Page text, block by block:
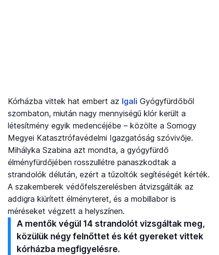
Kórházba vittek hat embert az Igali Gyógyfürdőből
szombaton, miután nagy mennyiségű klór került a
létesítmény egyik medencéjébe – közölte a Somogy
Megyei Katasztrófavédelmi Igazgatóság szóvivője.
Mihályka Szabina azt mondta, a gyógyfürdő
élményfürdőjében rosszullétre panaszkodtak a
strandolók délután, ezért a tűzoltók segítéségét kérték.
A szakemberek védőfelszerelésben átvizsgálták az
addigra kiürített élményteret, és a mobillabor is
méréseket végzett a helyszínen.
A mentők végül 14 strandolót vizsgáltak meg,
közülük négy felnőttet és két gyereket vittek
kórházba megfigyelésre.